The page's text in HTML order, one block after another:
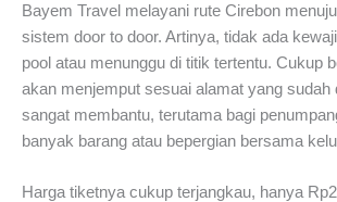
Bayem Travel melayani rute Cirebon
sistem door to door. Artinya, tidak ada
pool atau menunggu di titik tertentu. Cukup
akan menjemput sesuai alamat yang sudah
sangat membantu, terutama bagi
banyak barang atau bepergian bersama
Harga tiketnya cukup terjangkau, hanya